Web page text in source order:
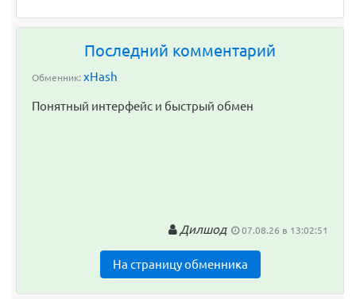
Последний комментарий
Обменник: xHash
Понятный интерфейс и быстрый обмен
Дилшод 07.08.26 в 13:02:51
На страницу обменника